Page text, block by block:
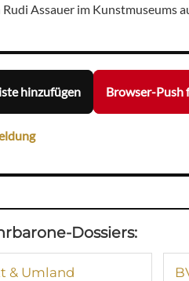
Assauer im Kunstmuseums
hinzufügen Browser-Push
Dossiers:
& Umland